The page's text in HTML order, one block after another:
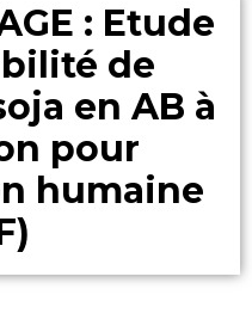
: Etude
de
en AB à
pour
humaine